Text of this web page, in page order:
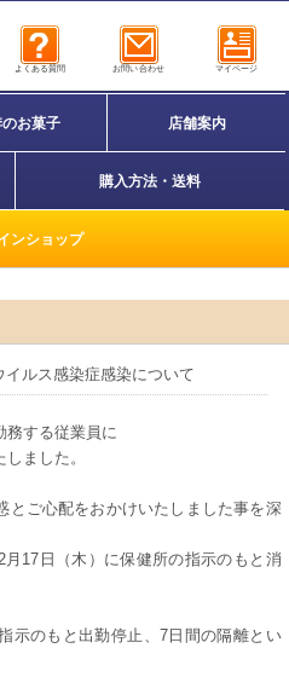
よくある質問 お問い合わせ マイページ
のお菓子 店舗案内
購入方法・送料
ンショップ
イルス感染症感染について
務する従業員に
ました。
とご心配をおかけいたしました事を深
月17日（木）に保健所の指示のもと消
示のもと出勤停止、7日間の隔離とい